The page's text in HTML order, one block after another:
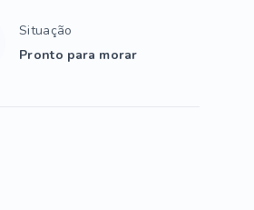
Situação
Pronto para morar